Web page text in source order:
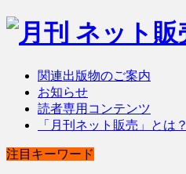
関連出版物のご案内
お知らせ
読者専用コンテンツ
「月刊ネット販売」とは？
注目キーワード